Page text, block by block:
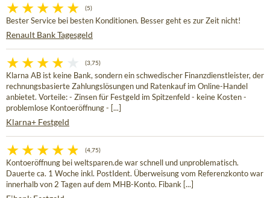
(5)
Bester Service bei besten Konditionen. Besser geht es zur Zeit nicht!
Renault Bank Tagesgeld
(3,75)
Klarna AB ist keine Bank, sondern ein schwedischer Finanzdienstleister, der
rechnungsbasierte Zahlungslösungen und Ratenkauf im Online-Handel
anbietet. Vorteile: - Zinsen für Festgeld im Spitzenfeld - keine Kosten -
problemlose Kontoeröffnung - [...]
Klarna+ Festgeld
(4,75)
Kontoeröffnung bei weltsparen.de war schnell und unproblematisch.
Dauerte ca. 1 Woche inkl. PostIdent. Überweisung vom Referenzkonto war
innerhalb von 2 Tagen auf dem MHB-Konto. Fibank [...]